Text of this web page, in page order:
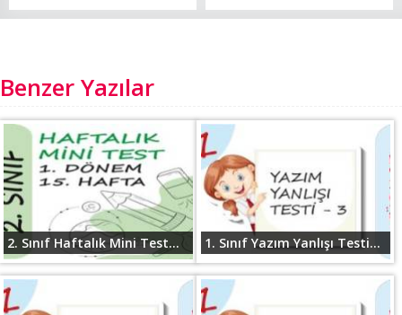
Benzer Yazılar
2. Sınıf Haftalık Mini Test... 1. Sınıf Yazım Yanlışı Testi...